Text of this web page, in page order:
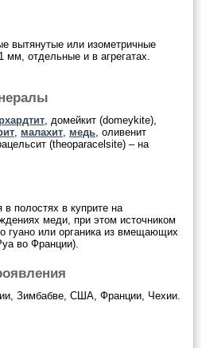
вытянутые или изометричные
отдельные и в агрегатах.
, домейкит (domeykite),
малахит медь , оливенит
(theoparacelsite) – на
в полостях в куприте на
меди, при этом источником
гуано или органика из вмещающих
во Франции).
Зимбабве, США, Франции, Чехии.